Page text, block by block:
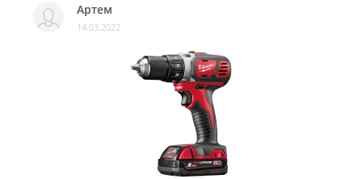
Артем
14.03.2022